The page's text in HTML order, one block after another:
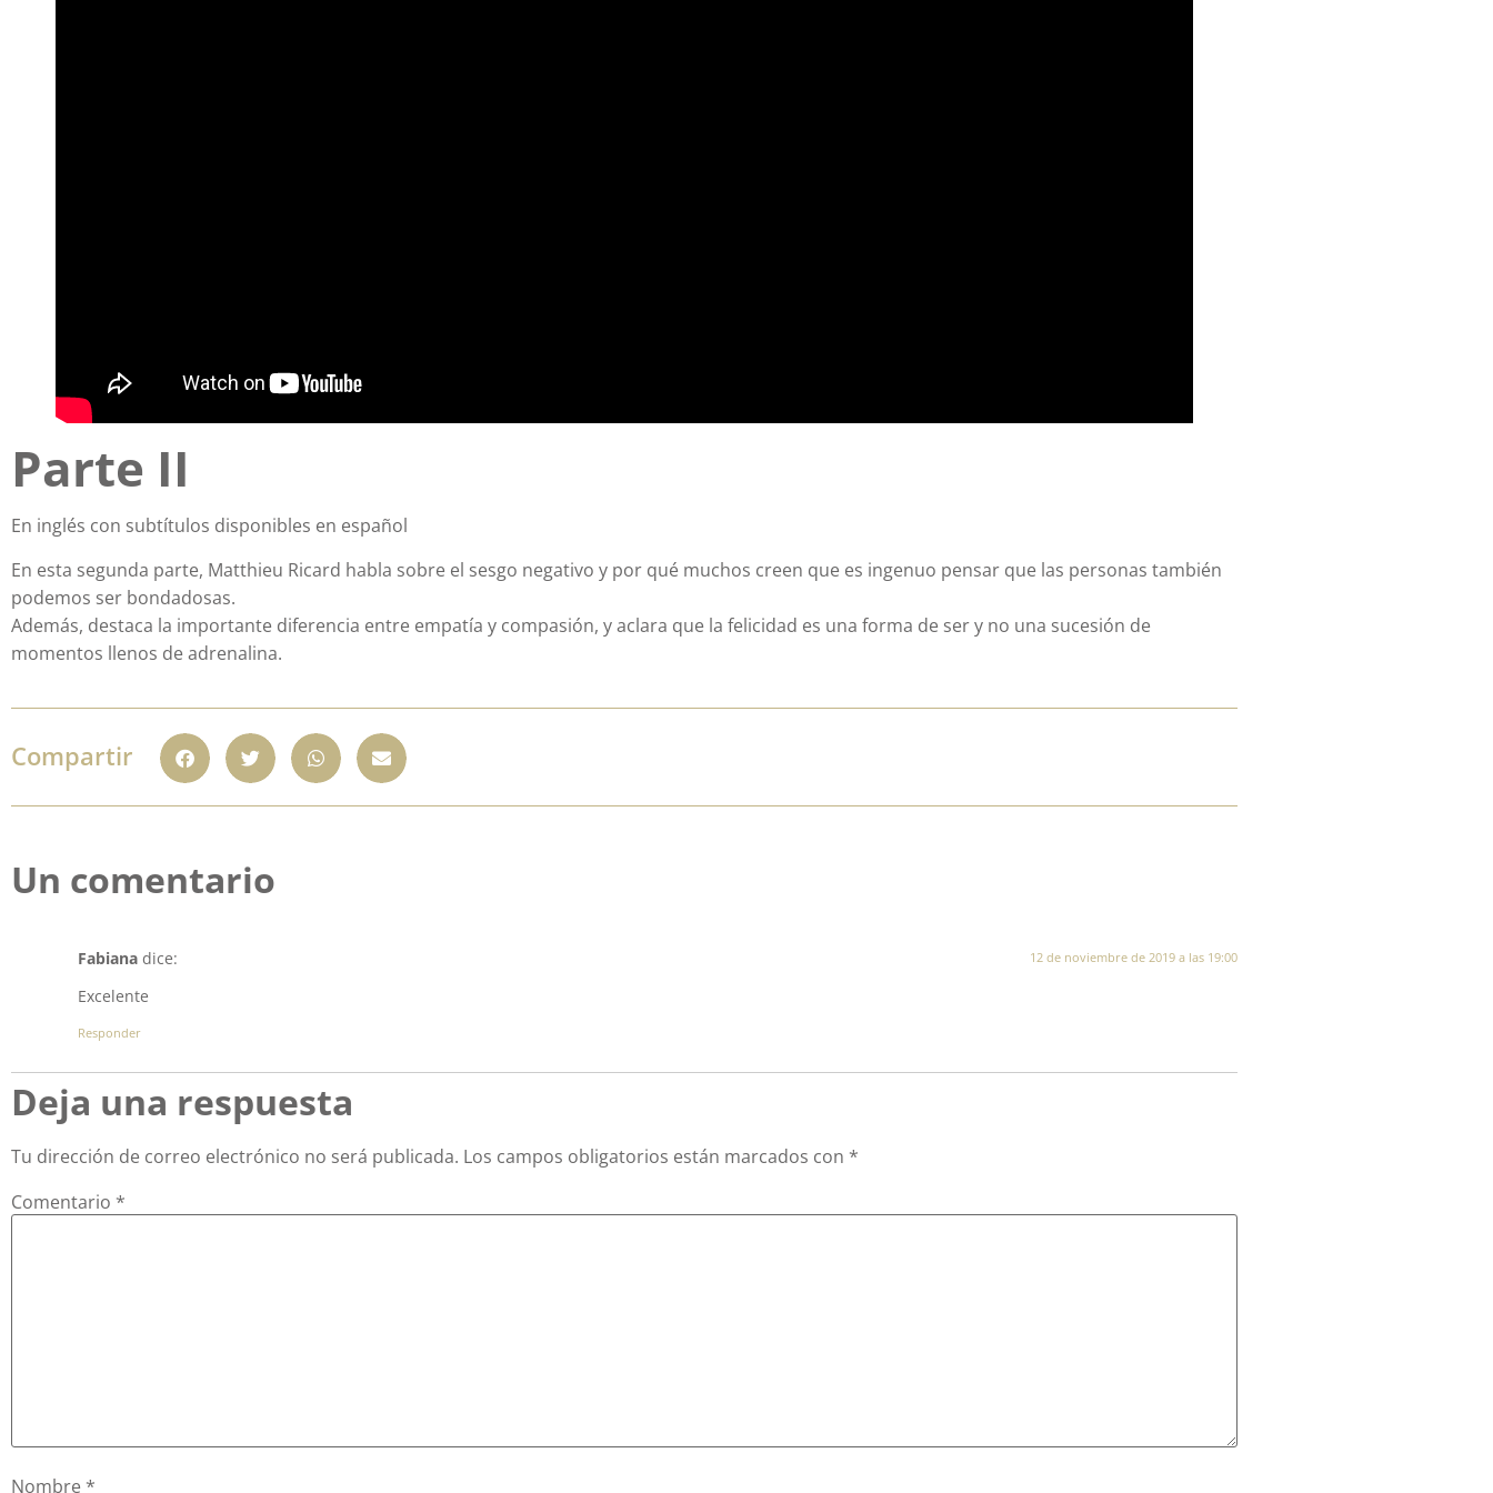
Parte II
En inglés con subtítulos disponibles en español
En esta segunda parte, Matthieu Ricard habla sobre el sesgo negativo y por qué muchos creen que es ingenuo pensar que las personas también
podemos ser bondadosas.
Además, destaca la importante diferencia entre empatía y compasión, y aclara que la felicidad es una forma de ser y no una sucesión de
momentos llenos de adrenalina.
Compartir
Un comentario
Fabiana dice: 12 de noviembre de 2019 a las 19:00
Excelente
Responder
Deja una respuesta
Tu dirección de correo electrónico no será publicada. Los campos obligatorios están marcados con *
Comentario *
Nombre *